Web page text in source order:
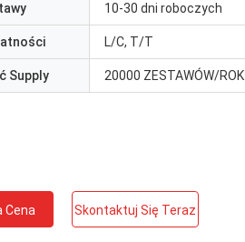
10-30 dni roboczych
L/C, T/T
Supply 20000 ZESTAWÓW/ROK
Cena Skontaktuj Się Teraz